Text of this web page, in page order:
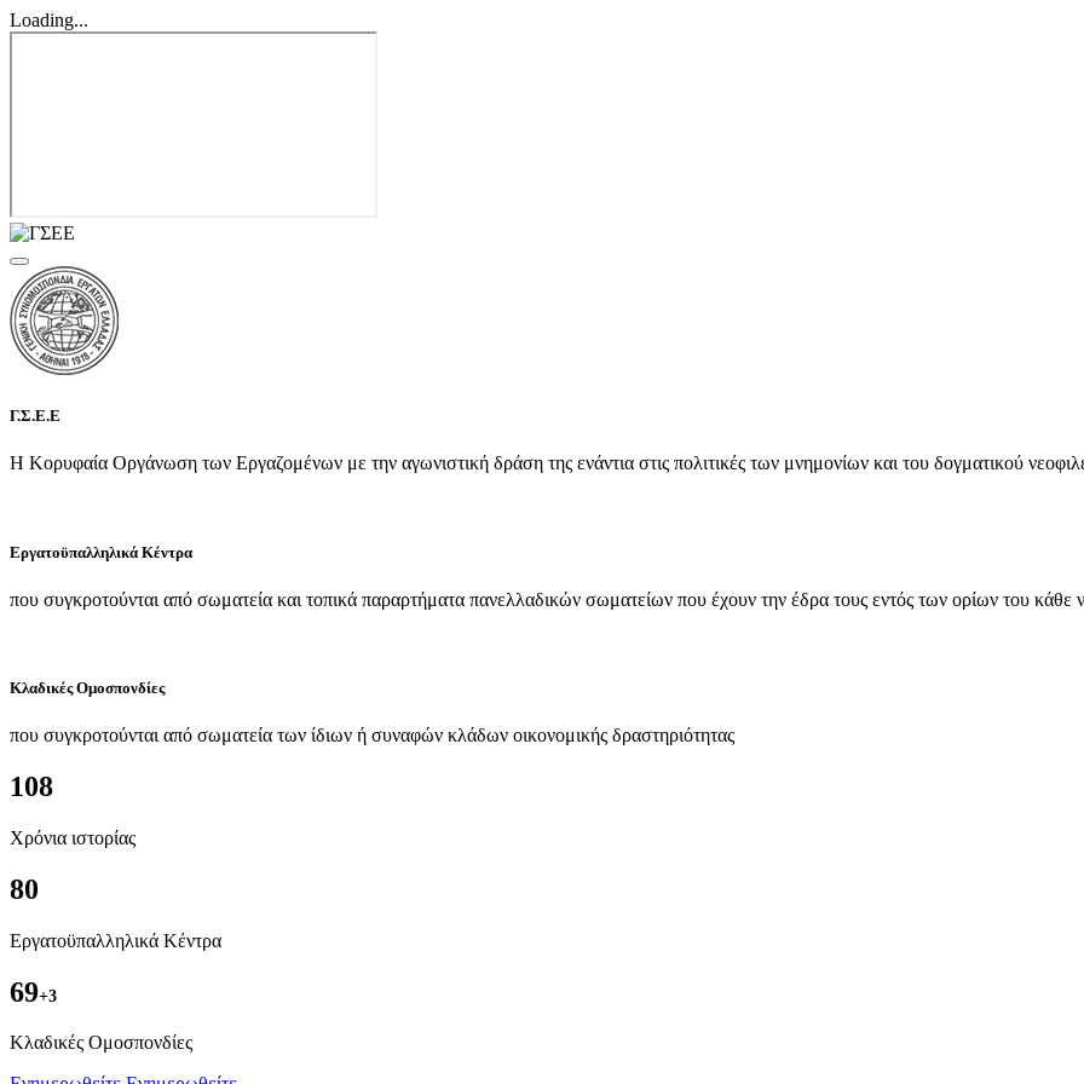
Loading...
Γ.Σ.Ε.Ε
Η Κορυφαία Οργάνωση των Εργαζομένων με την αγωνιστική δράση της ενάντια στις πολιτικές των μνημονίων και του δογματικού
Εργατοϋπαλληλικά Κέντρα
που συγκροτούνται από σωματεία και τοπικά παραρτήματα πανελλαδικών σωματείων που έχουν την έδρα τους εντός των ορίων του κάθε
Κλαδικές Ομοσπονδίες
που συγκροτούνται από σωματεία των ίδιων ή συναφών κλάδων οικονομικής δραστηριότητας
108
Χρόνια ιστορίας
80
Εργατοϋπαλληλικά Κέντρα
69+3
Kλαδικές Ομοσπονδίες